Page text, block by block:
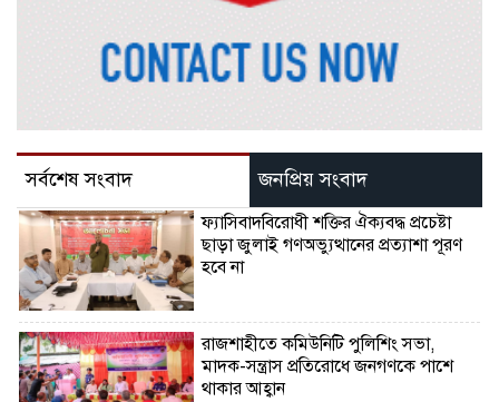
সর্বশেষ সংবাদ জনপ্রিয় সংবাদ
ফ্যাসিবাদবিরোধী শক্তির ঐক্যবদ্ধ প্রচেষ্টা
ছাড়া জুলাই গণঅভ্যুত্থানের প্রত্যাশা পূরণ
হবে না
রাজশাহীতে কমিউনিটি পুলিশিং সভা,
মাদক-সন্ত্রাস প্রতিরোধে জনগণকে পাশে
থাকার আহ্বান